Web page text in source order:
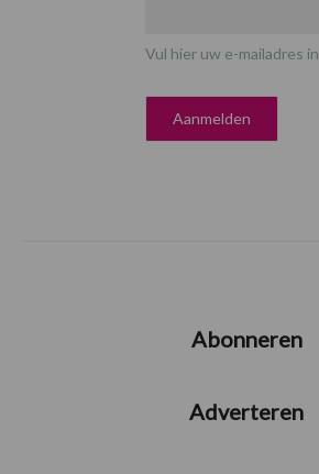
Vul hier uw e-mailadres in
Abonneren
Adverteren